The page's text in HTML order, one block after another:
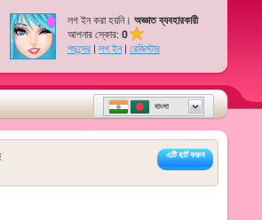
লগ ইন করা হয়নি। অজ্ঞাত ব্যবহারকারী
আপনার স্কোর: 0
পছন্দের | লগ ইন| রেজিস্টার
বাংলা
এটি হার্ট করুন